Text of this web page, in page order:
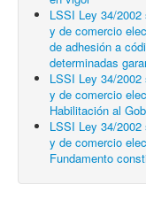
LSSI Ley 34/
y de comercio
de adhesión a
determinadas
LSSI Ley 34/
y de comercio
Habilitación al
LSSI Ley 34/
y de comercio
Fundamento